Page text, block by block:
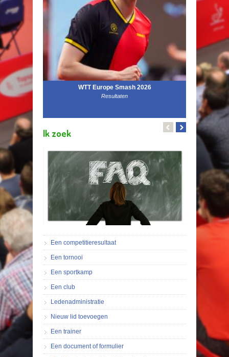
WTT Europe Smash 2026
Resultaten
Ik zoek
Een competitieresultaat
Een tornooi
Een sportkamp
Een club
Ledenadministratie
Nieuw lid toevoegen
Een trainer
Een document of formulier